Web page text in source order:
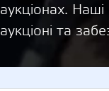
аукціонах.
аукціоні та